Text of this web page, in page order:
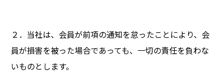
２．当社は、会員が前項の通知を怠ったことにより、会
員が損害を被った場合であっても、一切の責任を負わな
いものとします。